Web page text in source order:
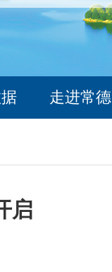
走进常德
启